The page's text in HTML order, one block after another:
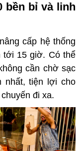
bền bỉ và linh
cấp hệ thống
tới 15 giờ. Có thể
cần chờ sạc
nhất, tiện lợi cho
đi xa.